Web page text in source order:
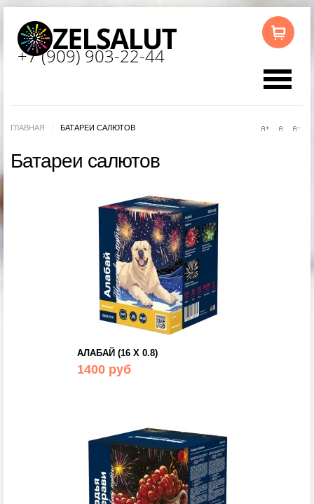
+7 (909) 903-22-44
ГЛАВНАЯ БАТАРЕИ САЛЮТОВ
Батареи салютов
АЛАБАЙ (16 Х 0.8)
1400 руб